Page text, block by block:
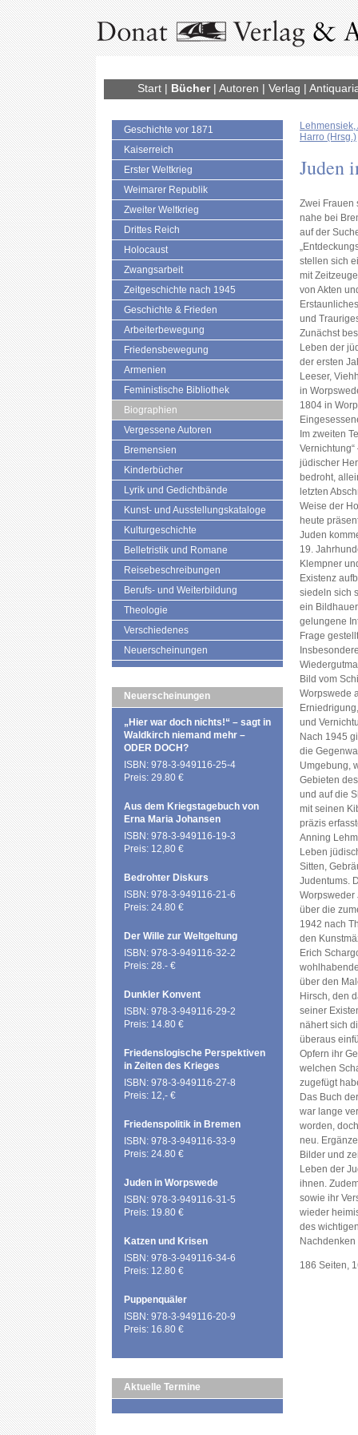
Start| Bücher| Autoren | Verlag |
Geschichte vor 1871
Kaiserreich
Erster Weltkrieg
Weimarer Republik
Zweiter Weltkrieg
Drittes Reich
Holocaust
Zwangsarbeit
Zeitgeschichte nach 1945
Geschichte & Frieden
Arbeiterbewegung
Friedensbewegung
Armenien
Feministische Bibliothek
Biographien
Vergessene Autoren
Bremensien
Kinderbücher
Lyrik und Gedichtbände
Kunst- und Ausstellungskataloge
Kulturgeschichte
Belletristik und Romane
Reisebeschreibungen
Berufs- und Weiterbildung
Theologie
Verschiedenes
Neuerscheinungen
Neuerscheinungen
„Hier war doch nichts!“ – sagt in
Waldkirch niemand mehr –
ODER DOCH?
ISBN: 978-3-949116-25-4
Preis: 29.80 €
Aus dem Kriegstagebuch von
Erna Maria Johansen
ISBN: 978-3-949116-19-3
Preis: 12,80 €
Bedrohter Diskurs
ISBN: 978-3-949116-21-6
Preis: 24.80 €
Der Wille zur Weltgeltung
ISBN: 978-3-949116-32-2
Preis: 28.- €
Dunkler Konvent
ISBN: 978-3-949116-29-2
Preis: 14.80 €
Friedenslogische Perspektiven
in Zeiten des Krieges
ISBN: 978-3-949116-27-8
Preis: 12,- €
Friedenspolitik in Bremen
ISBN: 978-3-949116-33-9
Preis: 24.80 €
Juden in Worpswede
ISBN: 978-3-949116-31-5
Preis: 19.80 €
Katzen und Krisen
ISBN: 978-3-949116-34-6
Preis: 12.80 €
Puppenquäler
ISBN: 978-3-949116-20-9
Preis: 16.80 €
Aktuelle Termine
Harro (Hrsg.)
Juden
Zwei Frauen
nahe bei
auf der
stellen sich
mit
von Akten
und
Zunächst
Leben der
der ersten
Leeser,
in
1804 in
Im zweiten
jüdischer
bedroht,
letzten
Weise der
heute
Juden
19.
Klempner
Existenz
siedeln sich
ein
gelungene
Frage
Bild vom
Worpswede
und
Nach 1945
die
Umgebung,
Gebieten
und auf die
mit seinen
präzis
Anning
Leben
Sitten,
Judentums.
Worpsweder
über die
1942 nach
den
Erich
über den
Hirsch, den
seiner
nähert sich
überaus
Opfern ihr
welchen
zugefügt
Das Buch
war lange
worden,
neu.
Bilder und
Leben der
ihnen.
sowie ihr
wieder
des
186 Seiten,